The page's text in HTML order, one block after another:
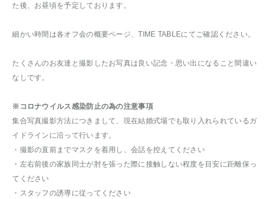
た後、お昼頃を予定しております。
細かい時間は各オフ会の概要ページ、TIME TABLEにてご確認ください。
たくさんのお友達と撮影したお写真は良い記念・思い出になること間違い
なしです。
※コロナウイルス感染防止の為の注意事項
集合写真撮影方法につきまして、現在結婚式場でも取り入れられているガ
イドラインに沿って行います。
・撮影の直前までマスクを着用し、会話を控えてください
・左右前後の家族同士が肘を張った際に接触しない程度を目安に距離保っ
てください
・スタッフの誘導に従ってください